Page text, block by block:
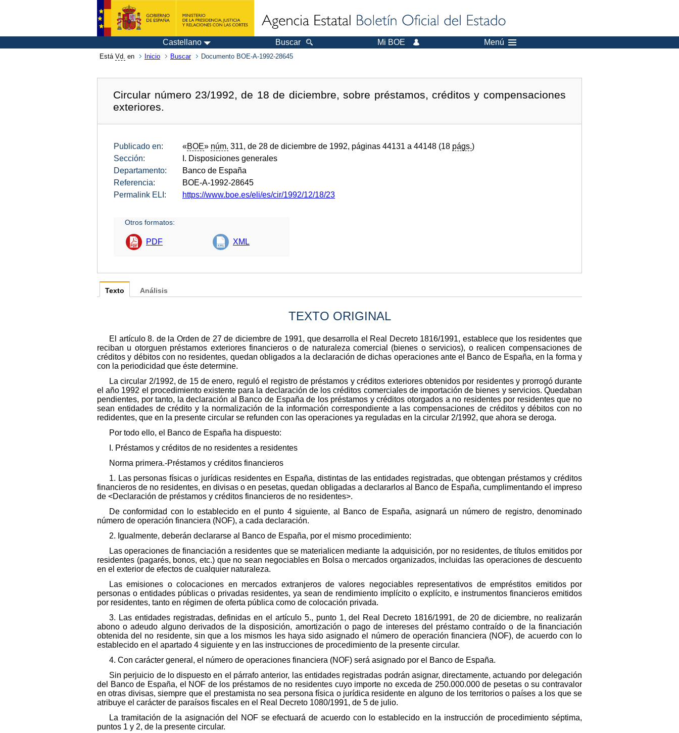
Castellano Buscar Mi BOE Menú
Está Vd. en Inicio Buscar Documento BOE-A-1992-28645
Circular número 23/1992, de 18 de diciembre, sobre préstamos, créditos y compensaciones
exteriores.
Publicado en: «BOE» núm. 311, de 28 de diciembre de 1992, páginas 44131 a 44148 (18 págs.)
Sección:
I. Disposiciones generales
Departamento:
Banco de España
Referencia:
BOE-A-1992-28645
Permalink ELI:
https://www.boe.es/eli/es/cir/1992/12/18/23
Otros formatos:
PDF XML
Texto
TEXTO ORIGINAL
El artículo 8. de la Orden de 27 de diciembre de 1991, que desarrolla el Real Decreto 1816/1991, establece que los residentes que
reciban u otorguen préstamos exteriores financieros o de naturaleza comercial (bienes o servicios), o realicen compensaciones de
créditos y débitos con no residentes, quedan obligados a la declaración de dichas operaciones ante el Banco de España, en la forma y
con la periodicidad que éste determine.
La circular 2/1992, de 15 de enero, reguló el registro de préstamos y créditos exteriores obtenidos por residentes y prorrogó durante
el año 1992 el procedimiento existente para la declaración de los créditos comerciales de importación de bienes y servicios. Quedaban
pendientes, por tanto, la declaración al Banco de España de los préstamos y créditos otorgados a no residentes por residentes que no
sean entidades de crédito y la normalización de la información correspondiente a las compensaciones de créditos y débitos con no
redidentes, que en la presente circular se refunden con las operaciones ya reguladas en la circular 2/1992, que ahora se deroga.
Por todo ello, el Banco de España ha dispuesto:
I. Préstamos y créditos de no residentes a residentes
Norma primera.-Préstamos y créditos financieros
1. Las personas físicas o jurídicas residentes en España, distintas de las entidades registradas, que obtengan préstamos y créditos
financieros de no residentes, en divisas o en pesetas, quedan obligadas a declararlos al Banco de España, cumplimentando el impreso
de <Declaración de préstamos y créditos financieros de no residentes>.
De conformidad con lo establecido en el punto 4 siguiente, al Banco de España, asignará un número de registro, denominado
número de operación financiera (NOF), a cada declaración.
2. Igualmente, deberán declararse al Banco de España, por el mismo procedimiento:
Las operaciones de financiación a residentes que se materialicen mediante la adquisición, por no residentes, de títulos emitidos por
residentes (pagarés, bonos, etc.) que no sean negociables en Bolsa o mercados organizados, incluidas las operaciones de descuento
en el exterior de efectos de cualquier naturaleza.
Las emisiones o colocaciones en mercados extranjeros de valores negociables representativos de empréstitos emitidos por
personas o entidades públicas o privadas residentes, ya sean de rendimiento implícito o explícito, e instrumentos financieros emitidos
por residentes, tanto en régimen de oferta pública como de colocación privada.
3. Las entidades registradas, definidas en el artículo 5., punto 1, del Real Decreto 1816/1991, de 20 de diciembre, no realizarán
abono o adeudo alguno derivados de la disposición, amortización o pago de intereses del préstamo contraído o de la financiación
obtenida del no residente, sin que a los mismos les haya sido asignado el número de operación financiera (NOF), de acuerdo con lo
establecido en el apartado 4 siguiente y en las instrucciones de procedimiento de la presente circular.
4. Con carácter general, el número de operaciones financiera (NOF) será asignado por el Banco de España.
Sin perjuicio de lo dispuesto en el párrafo anterior, las entidades registradas podrán asignar, directamente, actuando por delegación
del Banco de España, el NOF de los préstamos de no residentes cuyo importe no exceda de 250.000.000 de pesetas o su contravalor
en otras divisas, siempre que el prestamista no sea persona física o jurídica residente en alguno de los territorios o países a los que se
atribuye el carácter de paraísos fiscales en el Real Decreto 1080/1991, de 5 de julio.
La tramitación de la asignación del NOF se efectuará de acuerdo con lo establecido en la instrucción de procedimiento séptima,
puntos 1 y 2, de la presente circular.
Análisis